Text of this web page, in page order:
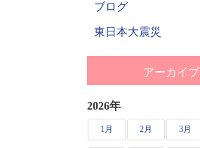
ブログ
東日本大震災
アーカイブ
2026年
1月 2月 3月